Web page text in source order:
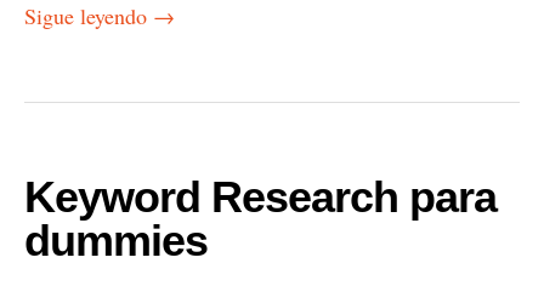
Sigue leyendo →
Keyword Research para
dummies